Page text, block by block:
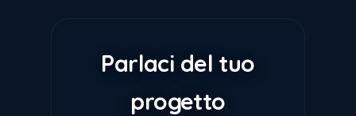
Parlaci del tuo
progetto